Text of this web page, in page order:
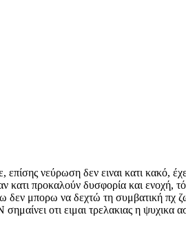
νεύρωση δεν ειναι κατι κακό,
κατι προκαλούν δυσφορία και ενοχή,
δεν μπορω να δεχτώ τη συμβατική πχ
οτι ειμαι τρελακιας η ψυχικα